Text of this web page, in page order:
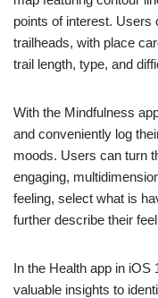
points of interest. Users
trailheads, with place
trail length, type, and
With the Mindfulness
and conveniently log
moods. Users can turn
engaging,
feeling, select what is
further describe their
In the Health app in
valuable insights to